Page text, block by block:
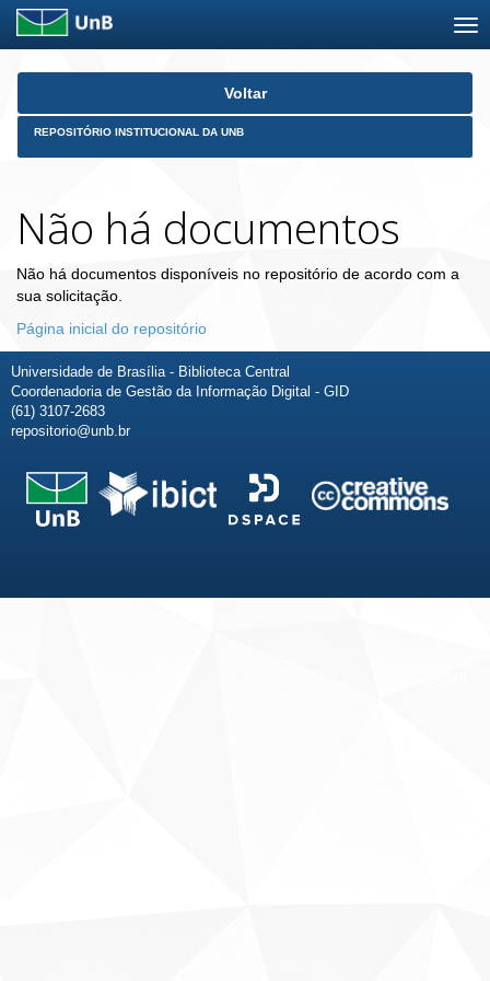
Skip
Voltar
REPOSITÓRIO INSTITUCIONAL DA UNB
Não há documentos
Não há documentos disponíveis no repositório de acordo com a
sua solicitação.
Página inicial do repositório
Universidade de Brasília - Biblioteca Central
Coordenadoria de Gestão da Informação Digital - GID
(61) 3107-2683
repositorio@unb.br